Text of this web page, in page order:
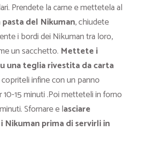
Prendete la carne e mettetela al
pasta del Nikuman, chiudete
i bordi dei Nikuman tra loro,
un sacchetto. Mettete i
una teglia rivestita da carta
infine con un panno
15 minuti .Poi metteteli in forno
Sfornare e lasciare
Nikuman prima di servirli in